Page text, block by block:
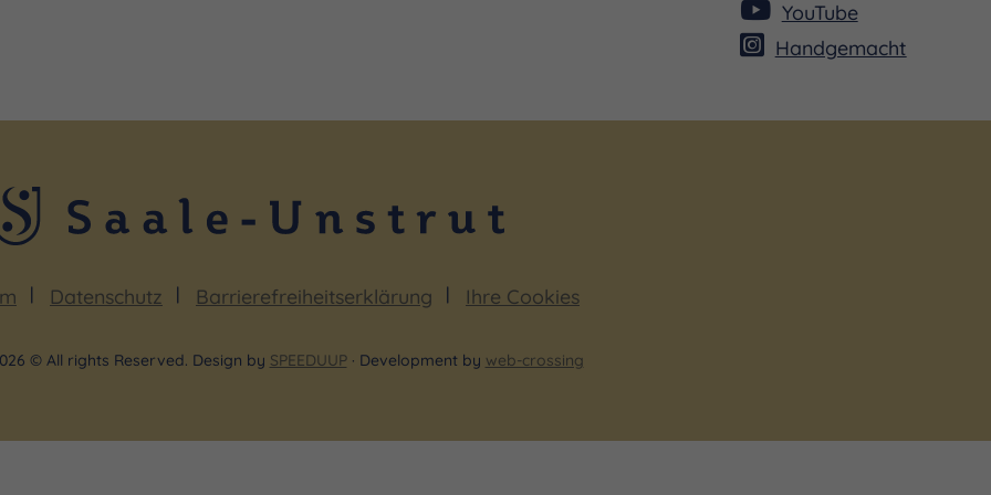
YouTube
Handgemacht
Datenschutz Barrierefreiheitserklärung Ihre Cookies
© All rights Reserved. Design by SPEEDUUP· Development by web-crossing